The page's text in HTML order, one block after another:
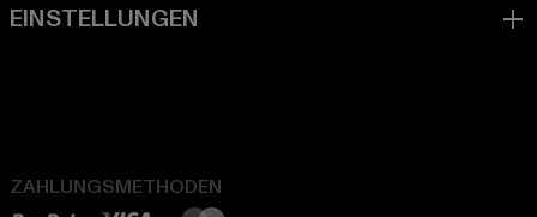
ZAHLUNGSMETHODEN